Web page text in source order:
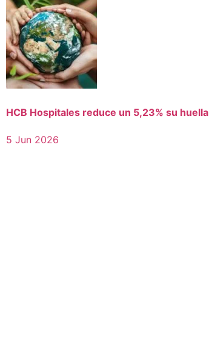
HCB Hospitales reduce un 5,23% su
5 Jun 2026